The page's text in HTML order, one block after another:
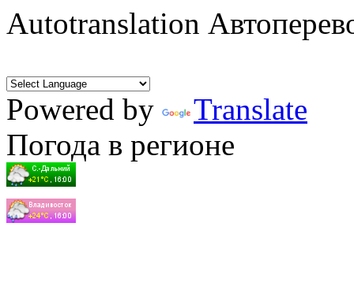
Autotranslation
Powered by
Translate
Погода в регионе